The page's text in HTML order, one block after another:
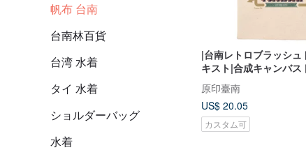
帆布 台南
台南林百貨
台湾 水着
タイ 水着
ショルダーバッグ
水着
|台南レトロブラッシュ
キスト|合成キャンバス
原印臺南
US$ 20.05
カスタム可